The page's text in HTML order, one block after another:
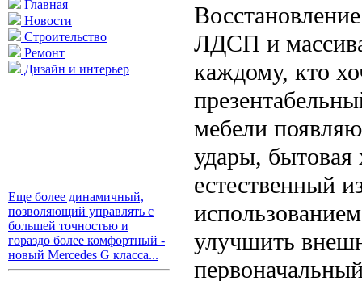
Главная
Новости
Строительство
Ремонт
Дизайн и интерьер
Еще более динамичный,
позволяющий управлять с
большей точностью и
гораздо более комфортный -
новый Mercedes G класса...
ЛДСП и
каждому, кто
мебели
удары, бытовая
естественный
улучшить